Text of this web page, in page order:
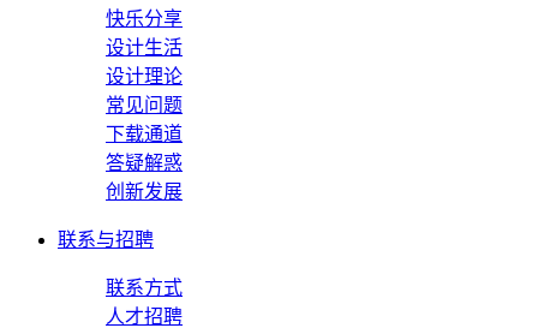
快乐分享
设计生活
设计理论
常见问题
下载通道
答疑解惑
创新发展
联系与招聘
联系方式
人才招聘